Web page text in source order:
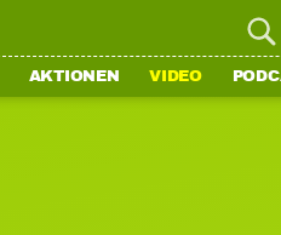
AKTIONEN VIDEO